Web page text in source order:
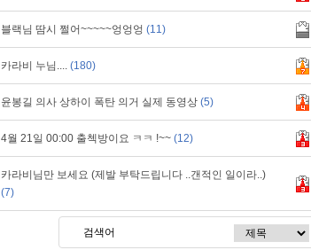
블랙님 땀시 쩔어~~~~~엉엉엉 (11)
카라비 누님.... (180)
윤봉길 의사 상하이 폭탄 의거 실제 동영상 (5)
4월 21일 00:00 출첵방이요 ㅋㅋ !~~ (12)
카라비님만 보세요 (제발 부탁드립니다 ..갠적인 일이라..)
(7)